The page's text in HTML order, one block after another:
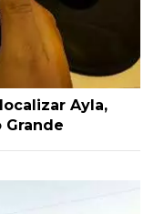
Ayla,
Grande